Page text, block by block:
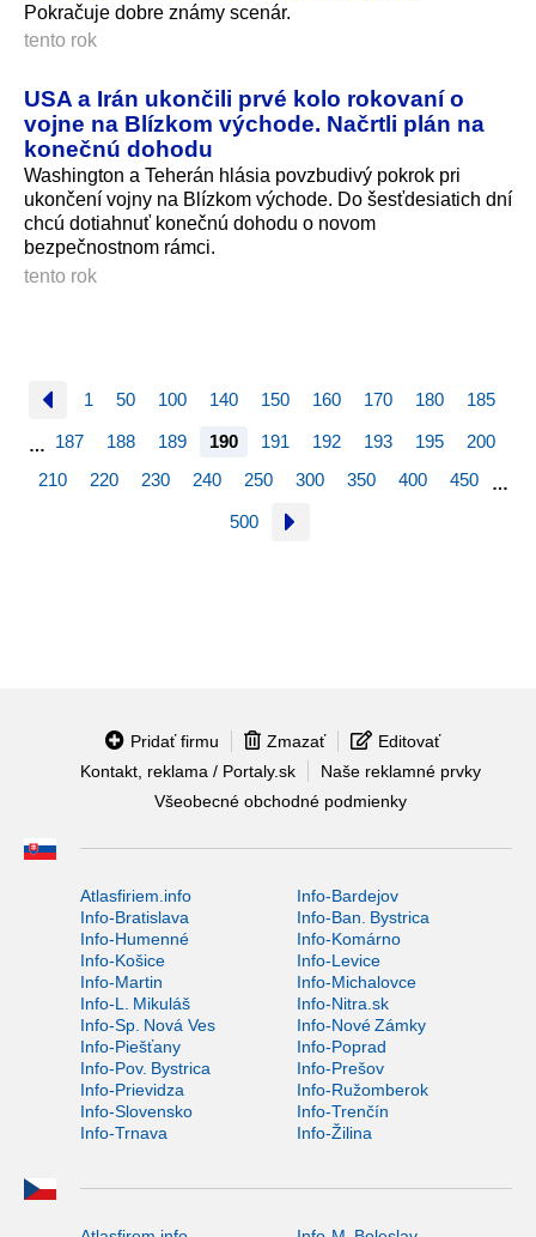
Pokračuje dobre známy scenár.
tento rok
USA a Irán ukončili prvé kolo rokovaní o
vojne na Blízkom východe. Načrtli plán na
konečnú dohodu
Washington a Teherán hlásia povzbudivý pokrok pri
ukončení vojny na Blízkom východe. Do šesťdesiatich dní
chcú dotiahnuť konečnú dohodu o novom
bezpečnostnom rám­ci.
tento rok
1 50 100 140 150 160 170 180 185
… 187 188 189 190 191 192 193 195
200
210
220 230 240 250 300 350 400 450 …
500
Pridať firmu Zmazať
Editovať
Kontakt, reklama / Portaly.sk
Naše reklamné prvky
Všeobecné obchodné podmienky
Atlasfiriem.info
Info-Bardejov
Info-Bratislava
Info-Ban. Bystrica
Info-Humenné
Info-Komárno
Info-Košice
Info-Levice
Info-Martin
Info-Michalovce
Info-L. Mikuláš
Info-Nitra.sk
Info-Sp. Nová Ves
Info-Nové Zámky
Info-Piešťany
Info-Poprad
Info-Pov. Bystrica
Info-Prešov
Info-Prievidza
Info-Ružomberok
Info-Slovensko
Info-Trenčín
Info-Trnava
Info-Žilina